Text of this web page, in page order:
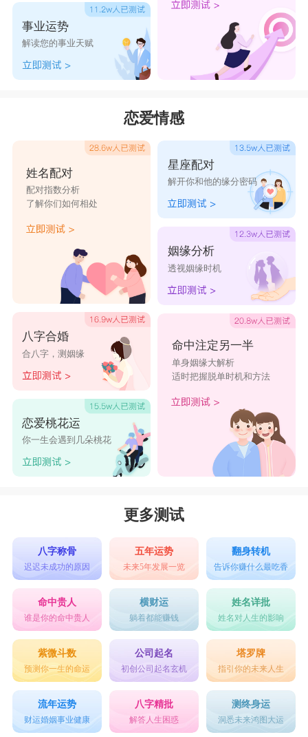
己的完美标准，当然对于另一半也不例外。虽然处
女有着挑剔、追求完美的性格，但内心其实也是自
卑的。ta也希望能够遇到自己真正喜欢的另一半。
疑鬼想的多。因为在ta看来，自己的另一半是可以
变得更加完美的。所以事无巨细，处女经常会要求
对方做到最好。同时自己也会作出改变，但一不小
心也容易迷失。恋爱后只会变得更挑剔的处女座，
射手座
恋爱对射手来说影响还是蛮大的。射手的思想
很简单，有时候还会表现得有些任性，恋爱前的射
手放荡不羁爱自由，就像断了线的风筝，没有什么
能够阻挡，射手对自由的向往。在没有遇到真爱
前，射手一向爱玩，整天胡闹，没个正经，怎么舒
服怎么过，特别随心所欲，他们要争取得到全世
界。但如果他们遇到自己喜欢的人，且开始一段恋
情后，恋爱后的射手会一改往日贪玩的状态，突然
变得恪守本分，变得安静下来，他们便会开始慢慢
懂得生活的意义，并且收起自己那颗浪荡不羁的
我可以放弃整个世界。他们变得一切以恋人为中
心，为了爱的人可以抛弃一切，对你深情专一。恋
人让ta往东，ta绝不会往西。时刻都想要知道另一
半在做什么，知道对方的状态，煲电话粥到深夜也
不会感觉到疲累。就是一个十足的粘人精。爱人和
自由，射手一定会选择爱人(ps：前提是真爱!)。
星座乐原创文章，转载需注明出处
事业运势
解读您的事业天赋
恋爱情感
姓名配对
配对指数分析
了解你们如何相处
八字合婚
合八字，测姻缘
恋爱桃花运
你一生会遇到几朵桃花
星座配对
解开你和他的缘分密码
姻缘分析
透视姻缘时机
命中注定另一半
单身姻缘大解析
适时把握脱单时机和方法
更多测试
八字称骨
迟迟未成功的原因
五年运势
未来5年发展一览
翻身转机
告诉你赚什么最吃香
命中贵人
谁是你的命中贵人
横财运
躺着都能赚钱
姓名详批
姓名对人生的影响
紫微斗数
预测你一生的命运
公司起名
初创公司起名玄机
塔罗牌
指引你的未来人生
流年运势
财运婚姻事业健康
八字精批
解答人生困惑
测终身运
洞悉未来鸿图大运